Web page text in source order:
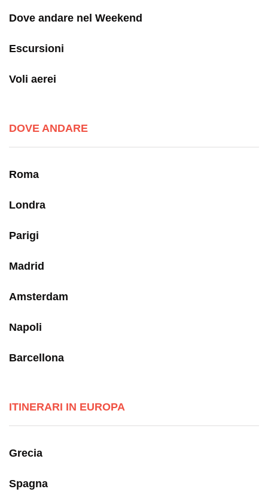
Dove andare nel Weekend
Escursioni
Voli aerei
DOVE ANDARE
Roma
Londra
Parigi
Madrid
Amsterdam
Napoli
Barcellona
ITINERARI IN EUROPA
Grecia
Spagna